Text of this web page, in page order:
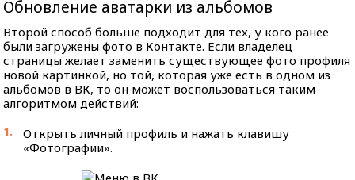
Обновление аватарки из альбомов
Второй способ больше подходит для тех, у кого ранее
были загружены фото в Контакте. Если владелец
страницы желает заменить существующее фото профиля
новой картинкой, но той, которая уже есть в одном из
альбомов в ВК, то он может воспользоваться таким
алгоритмом действий:
Открыть личный профиль и нажать клавишу
«Фотографии».